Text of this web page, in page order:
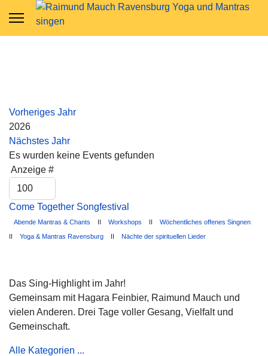
Vorheriges Jahr
2026
Nächstes Jahr
Es wurden keine Events gefunden
Limite der Paginierungsliste
Anzeige #
Come Together Songfestival
Abende Mantras & Chants II Workshops II Wöchentliches offenes Singnen
II Yoga & Mantras Ravensburg II Nächte der spirituellen Lieder
Das Sing-Highlight im Jahr!
Gemeinsam mit Hagara Feinbier, Raimund Mauch und
vielen Anderen. Drei Tage voller Gesang, Vielfalt und
Gemeinschaft.
Alle Kategorien ...